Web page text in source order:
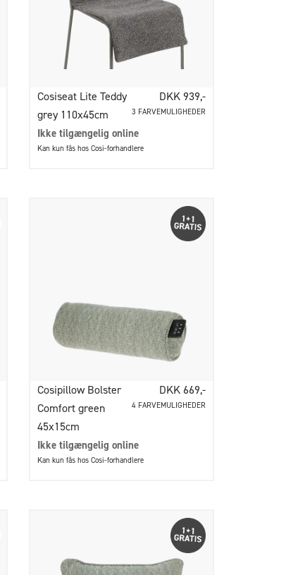
Cosiseat Lite Teddy
grey 110x45cm
DKK 939,-
3 FARVEMULIGHEDER
Ikke tilgængelig online
Kan kun fås hos Cosi-forhandlere
Cosipillow Bolster
Comfort green
45x15cm
DKK 669,-
4 FARVEMULIGHEDER
Ikke tilgængelig online
Kan kun fås hos Cosi-forhandlere